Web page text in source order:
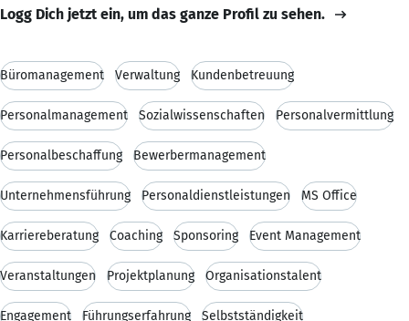
Logg Dich jetzt ein, um das ganze Profil zu sehen.
Büromanagement Verwaltung Kundenbetreuung
Personalmanagement Sozialwissenschaften Personalvermittlung
Personalbeschaffung Bewerbermanagement
Unternehmensführung Personaldienstleistungen MS Office
Karriereberatung Coaching Sponsoring Event Management
Veranstaltungen Projektplanung Organisationstalent
Engagement Führungserfahrung Selbstständigkeit